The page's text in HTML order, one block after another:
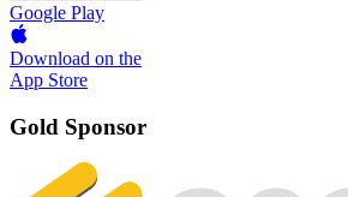
Google Play
Download on the
App Store
Gold Sponsor